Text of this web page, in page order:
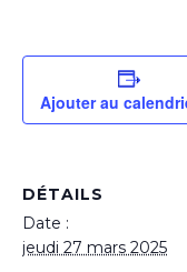
Ajouter au
DÉTAILS
Date :
jeudi 27 mars 2025